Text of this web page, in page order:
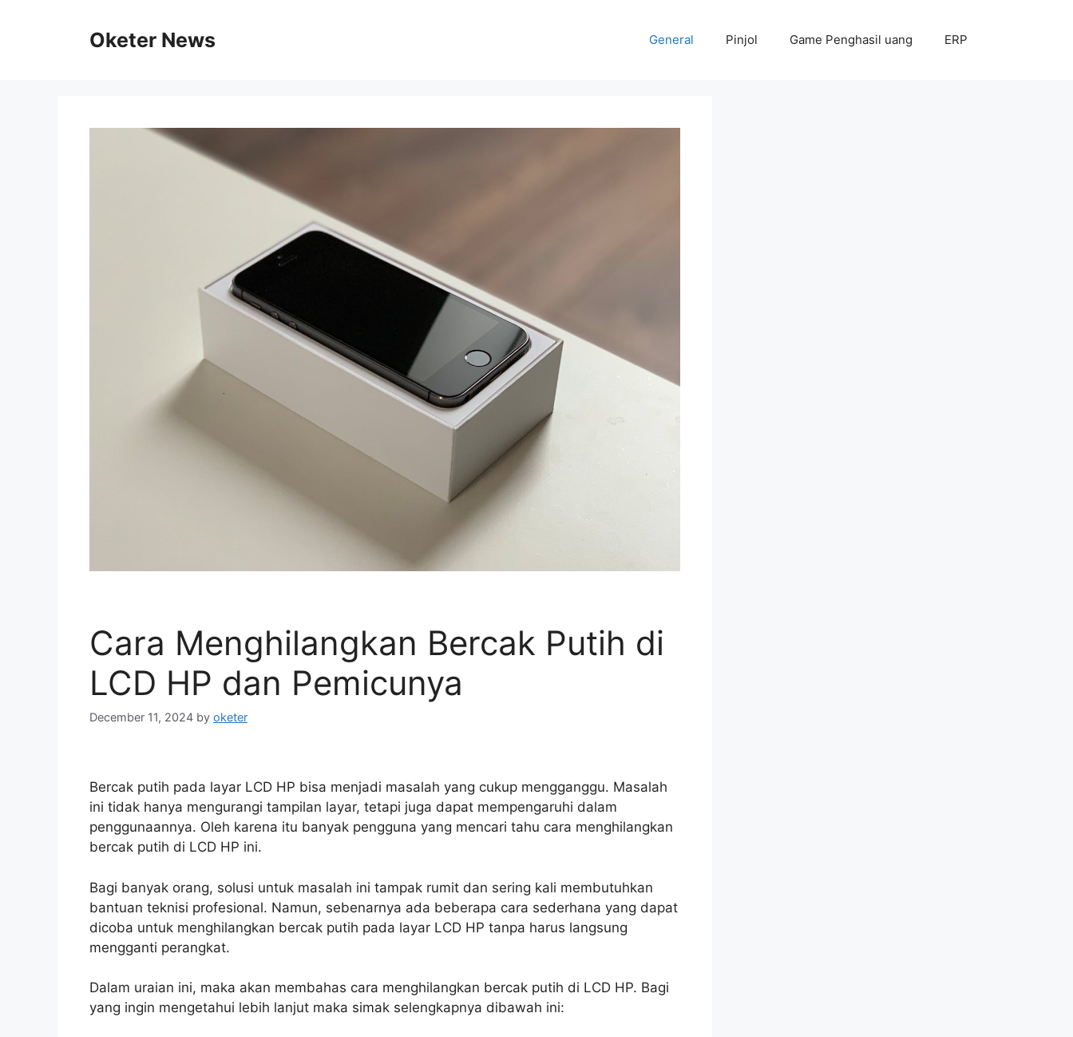
Oketer News General Pinjol Game Penghasil uang ERP
Cara Menghilangkan Bercak Putih di
LCD HP dan Pemicunya
December 11, 2024 by oketer
Bercak putih pada layar LCD HP bisa menjadi masalah yang cukup mengganggu. Masalah
ini tidak hanya mengurangi tampilan layar, tetapi juga dapat mempengaruhi dalam
penggunaannya. Oleh karena itu banyak pengguna yang mencari tahu cara menghilangkan
bercak putih di LCD HP ini.
Bagi banyak orang, solusi untuk masalah ini tampak rumit dan sering kali membutuhkan
bantuan teknisi profesional. Namun, sebenarnya ada beberapa cara sederhana yang dapat
dicoba untuk menghilangkan bercak putih pada layar LCD HP tanpa harus langsung
mengganti perangkat.
Dalam uraian ini, maka akan membahas cara menghilangkan bercak putih di LCD HP. Bagi
yang ingin mengetahui lebih lanjut maka simak selengkapnya dibawah ini: